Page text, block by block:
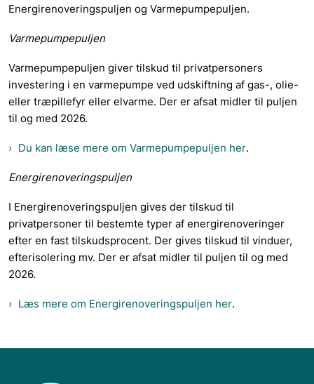
Energirenoveringspuljen og Varmepumpepuljen.
Varmepumpepuljen
Varmepumpepuljen giver tilskud til privatpersoners
investering i en varmepumpe ved udskiftning af gas-, olie-
eller træpillefyr eller elvarme. Der er afsat midler til puljen
til og med 2026.
Du kan læse mere om Varmepumpepuljen her.
Energirenoveringspuljen
I Energirenoveringspuljen gives der tilskud til
privatpersoner til bestemte typer af energirenoveringer
efter en fast tilskudsprocent. Der gives tilskud til vinduer,
efterisolering mv. Der er afsat midler til puljen til og med
2026.
Læs mere om Energirenoveringspuljen her.